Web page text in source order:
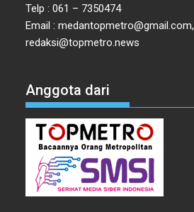
Telp : 061 – 7350474
Email : medantopmetro@gmail.com,
redaksi@topmetro.news
Anggota dari